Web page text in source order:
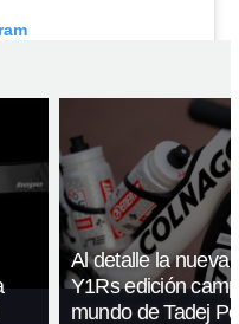
Al detalle la nueva
Y1Rs edición
mundo de Tadej